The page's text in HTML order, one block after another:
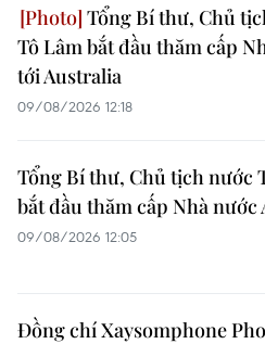
Tổng Bí thư, Chủ
Tô Lâm bắt đầu thăm cấp
tới Australia
09/08/2026 12:18
Tổng Bí thư, Chủ tịch nước
bắt đầu thăm cấp Nhà nước
09/08/2026 12:05
Đồng chí Xaysomphone